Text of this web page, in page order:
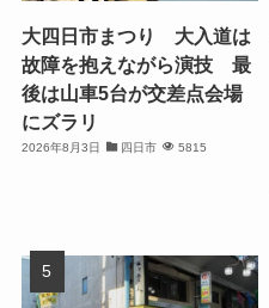
大四日市まつり 大入道は
故障を抱えながら演技 最
後は山車5台が交差点会場
にズラリ
2026年8月3日 四日市 5815